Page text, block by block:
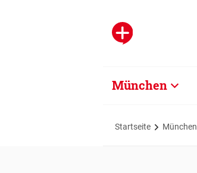
München
Startseite München